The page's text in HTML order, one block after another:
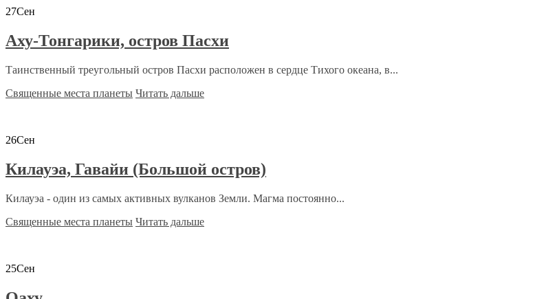
27Сен
Аху-Тонгарики, остров Пасхи
Таинственный треугольный остров Пасхи расположен в сердце Тихого океана, в...
Священные места планеты Читать дальше
26Сен
Килауэа, Гавайи (Большой остров)
Килауэа - один из самых активных вулканов Земли. Магма постоянно...
Священные места планеты Читать дальше
25Сен